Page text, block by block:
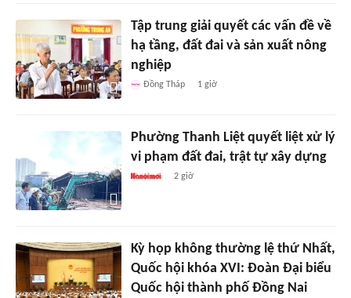
Tập trung giải quyết các vấn đề về
hạ tầng, đất đai và sản xuất nông
nghiệp
Đồng Tháp 1 giờ
Phường Thanh Liệt quyết liệt xử lý
vi phạm đất đai, trật tự xây dựng
2 giờ
Kỳ họp không thường lệ thứ Nhất,
Quốc hội khóa XVI: Đoàn Đại biểu
Quốc hội thành phố Đồng Nai